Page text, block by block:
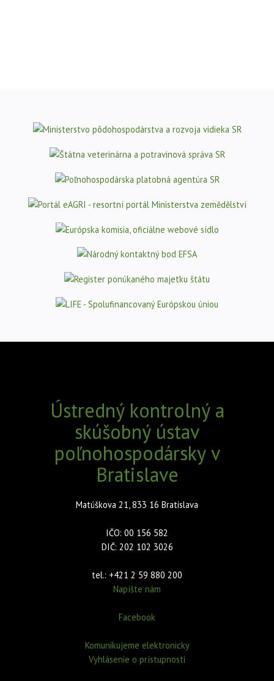
Ústredný kontrolný a
skúšobný ústav
poľnohospodársky v
Bratislave
Matúškova 21, 833 16 Bratislava
IČO: 00 156 582
DIČ: 202 102 3026
tel.: +421 2 59 880 200
Napíšte nám
Facebook
Komunikujeme elektronicky
Vyhlásenie o prístupnosti